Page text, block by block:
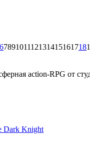
6789101112131415161718
action-RPG от
Dark Knight